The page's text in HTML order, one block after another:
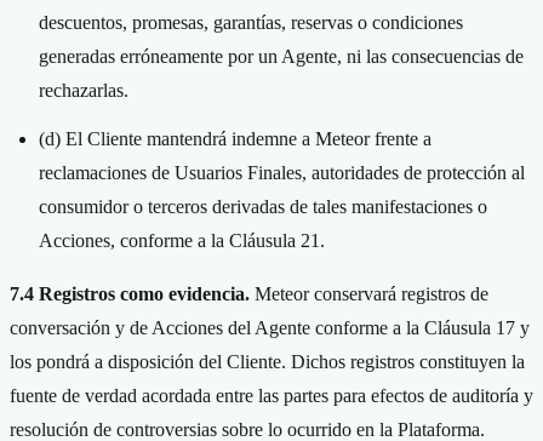
descuentos, promesas, garantías, reservas o condiciones
generadas erróneamente por un Agente, ni las consecuencias de
rechazarlas.
(d) El Cliente mantendrá indemne a Meteor frente a
reclamaciones de Usuarios Finales, autoridades de protección al
consumidor o terceros derivadas de tales manifestaciones o
Acciones, conforme a la Cláusula 21.
7.4 Registros como evidencia. Meteor conservará registros de
conversación y de Acciones del Agente conforme a la Cláusula 17 y
los pondrá a disposición del Cliente. Dichos registros constituyen la
fuente de verdad acordada entre las partes para efectos de auditoría y
resolución de controversias sobre lo ocurrido en la Plataforma.